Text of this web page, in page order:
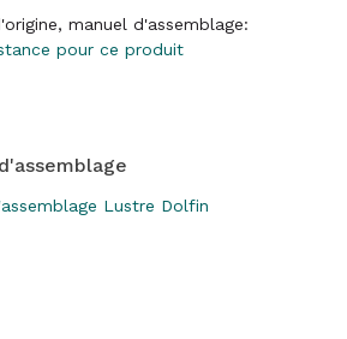
manuel d'assemblage:
pour ce produit
Lustre Dolfin